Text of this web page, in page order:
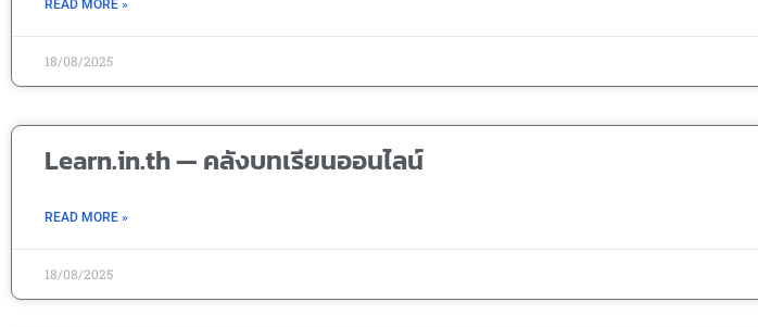
READ MORE »
18/08/2025
Learn.in.th — คลังบทเรียนออนไลน์
READ MORE »
18/08/2025